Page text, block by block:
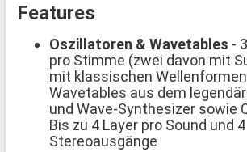
Features
Oszillatoren & Wavetables -
pro Stimme (zwei davon mit
mit klassischen
Wavetables aus dem
und Wave-Synthesizer sowie
Bis zu 4 Layer pro Sound und 4
Stereoausgänge